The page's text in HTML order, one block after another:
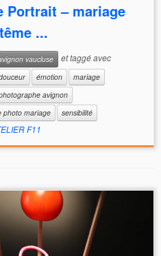
Portrait – mariage
...
vaucluse et taggé avec
émotion
mariage
avignon
photo mariage
sensibilité
F11